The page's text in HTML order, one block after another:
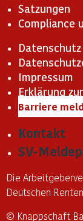
Satzungen
Compliance
Datenschutz
Impressum
Erklärung
Barriere
Kontakt
SV-
Die
Deutschen
© Knappschaft